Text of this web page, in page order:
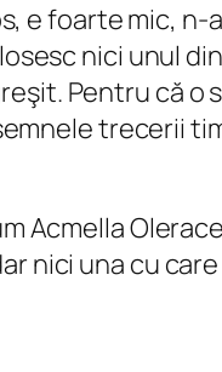
e foarte mic, n-
nici unul
Pentru că o
trecerii
Acmella
nici una cu care